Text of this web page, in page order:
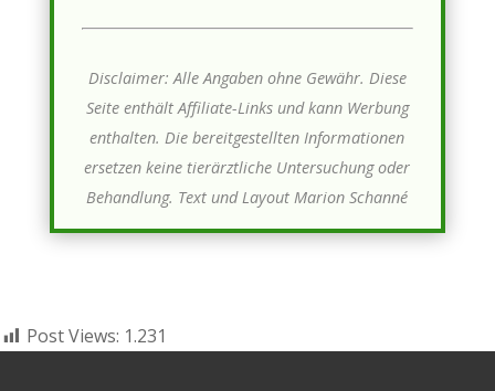
Disclaimer: Alle Angaben ohne Gewähr. Diese
Seite enthält Affiliate-Links und kann Werbung
enthalten. Die bereitgestellten Informationen
ersetzen keine tierärztliche Untersuchung oder
Behandlung. Text und LayoutMarion Schanné
Post Views: 1.231